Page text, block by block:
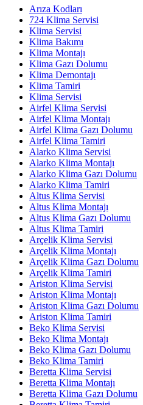
Arıza Kodları
724 Klima Servisi
Klima Servisi
Klima Bakımı
Klima Montajı
Klima Gazı Dolumu
Klima Demontajı
Klima Tamiri
Klima Servisi
Airfel Klima Servisi
Airfel Klima Montajı
Airfel Klima Gazı Dolumu
Airfel Klima Tamiri
Alarko Klima Servisi
Alarko Klima Montajı
Alarko Klima Gazı Dolumu
Alarko Klima Tamiri
Altus Klima Servisi
Altus Klima Montajı
Altus Klima Gazı Dolumu
Altus Klima Tamiri
Arçelik Klima Servisi
Arçelik Klima Montajı
Arçelik Klima Gazı Dolumu
Arçelik Klima Tamiri
Ariston Klima Servisi
Ariston Klima Montajı
Ariston Klima Gazı Dolumu
Ariston Klima Tamiri
Beko Klima Servisi
Beko Klima Montajı
Beko Klima Gazı Dolumu
Beko Klima Tamiri
Beretta Klima Servisi
Beretta Klima Montajı
Beretta Klima Gazı Dolumu